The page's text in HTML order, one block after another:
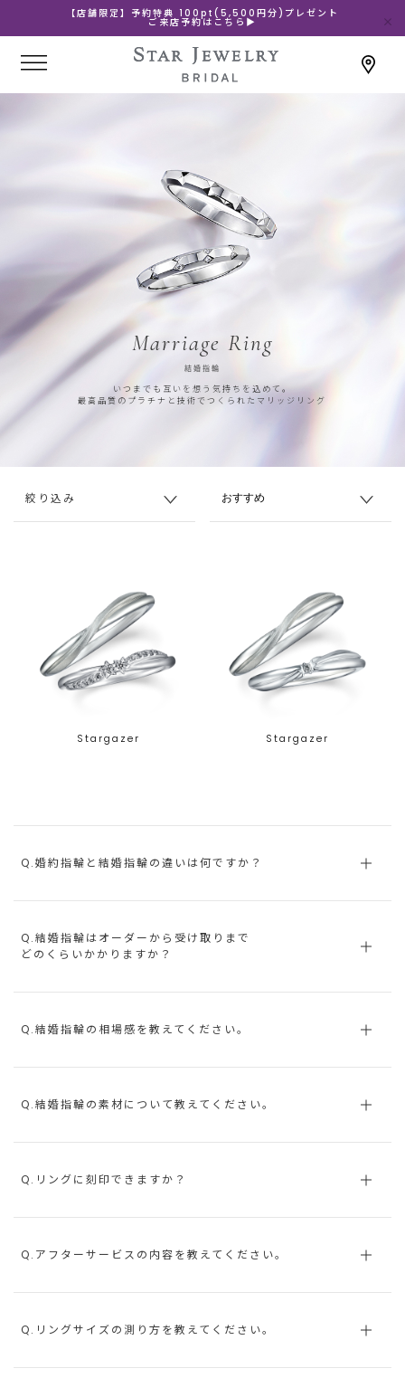
【店舗限定】予約特典 100pt(5,500円分)プレゼント
ご来店予約はこちら▶
Marriage Ring
結婚指輪
いつまでも互いを想う気持ちを込めて。
最高品質のプラチナと技術でつくられたマリッジリング
絞り込み
Stargazer Stargazer
Q.婚約指輪と結婚指輪の違いは何ですか？
Q.結婚指輪はオーダーから受け取りまで
どのくらいかかりますか？
Q.結婚指輪の相場感を教えてください。
Q.結婚指輪の素材について教えてください。
Q.リングに刻印できますか？
Q.アフターサービスの内容を教えてください。
Q.リングサイズの測り方を教えてください。